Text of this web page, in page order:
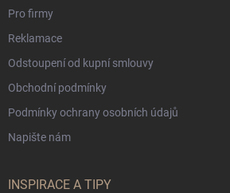
Pro firmy
Reklamace
Odstoupení od kupní smlouvy
Obchodní podmínky
Podmínky ochrany osobních údajů
Napište nám
INSPIRACE A TIPY